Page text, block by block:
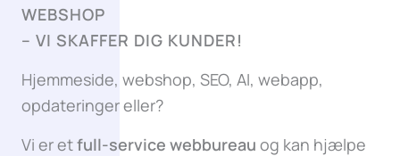
WEBSHOP
– VI SKAFFER DIG KUNDER!
Hjemmeside, webshop, SEO, AI, webapp,
opdateringer eller?
Vi er etfull-service webbureau og kan hjælpe